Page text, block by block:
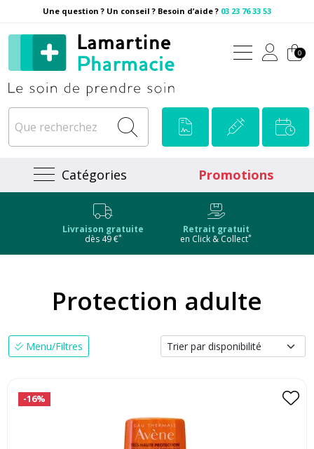
Une question ? Un conseil ? Besoin d’aide ? 03 23 76 33 53
Pharmacie Lamartine
0
Catégories Promotions
Livraison gratuite
dès 49 €*
Retrait gratuit
en Click & Collect*
Protection adulte
Menu/Filtres
-16%